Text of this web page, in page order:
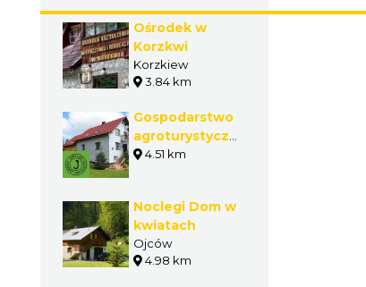
Ośrodek w
Korzkwi
Korzkiew
3.84 km
Gospodarstwo
agroturystyczne
We Młynie-
4.51 km
Noclegi Dom w
kwiatach
Ojców
4.98 km